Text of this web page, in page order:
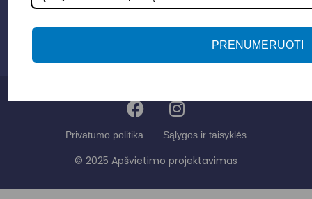
info@apsvietimoprojektavimas.lt
+3706 279 7213
Privatumo politika Sąlygos ir taisyklės
© 2025 Apšvietimo projektavimas
PRENUMERUOTI